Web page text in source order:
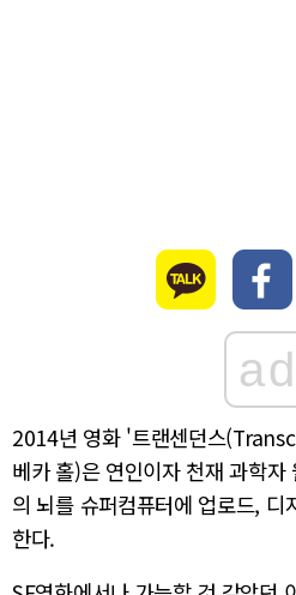
ad
2014년 영화 '트랜센던스
베카 홀)은 연인이자 천재 과학
의 뇌를 슈퍼컴퓨터에 업로드, 디
한다.